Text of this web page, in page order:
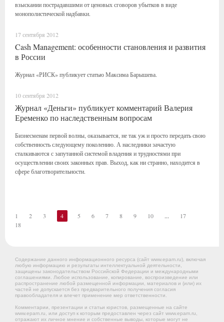
взыскании пострадавшими от ценовых сговоров убытков в виде
монополистической надбавки.
17 сентября 2012
Cash Management: особенности становления и развития
в России
Журнал «РИСК» публикует статью Максима Барышева.
10 сентября 2012
Журнал «Деньги» публикует комментарий Валерия
Еременко по наследственным вопросам
Бизнесменам первой волны, оказывается, не так уж и просто передать свою
собственность следующему поколению. А наследники зачастую
сталкиваются с запутанной системой владения и трудностями при
осуществлении своих законных прав. Выход, как ни странно, находится в
сфере благотворительности.
1 2 3 4 5 6 7 8 9 10 ...
17
18
Содержание данного информационного ресурса (сайт www.epam.ru), включая
любую информацию и результаты интеллектуальной деятельности,
защищены законодательством Российской Федерации и международными
соглашениями. Любое использование, копирование, воспроизведение или
распространение любой размещенной информации, материалов и (или) их
частей не допускается без предварительного получения согласия
правообладателя и влечет применение мер ответственности.
Комментарии, презентации и статьи юристов, размещенные на сайте
www.epam.ru, или доступ к которым предоставлен через сайт www.epam.ru,
отражают их личное мнение и собственные выводы, которые могут не